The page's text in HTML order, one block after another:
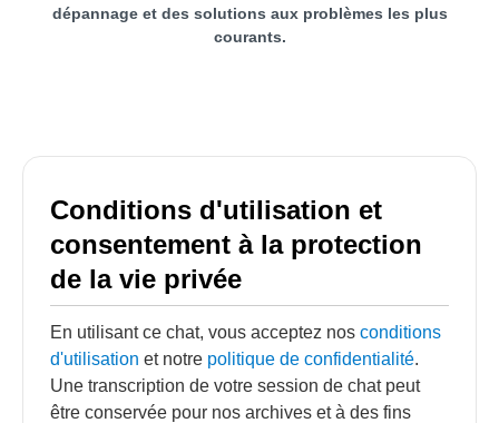
dépannage et des solutions aux problèmes les plus
courants.
Conditions d'utilisation et
consentement à la protection
de la vie privée
En utilisant ce chat, vous acceptez nos conditions
d'utilisation et notre politique de confidentialité.
Une transcription de votre session de chat peut
être conservée pour nos archives et à des fins